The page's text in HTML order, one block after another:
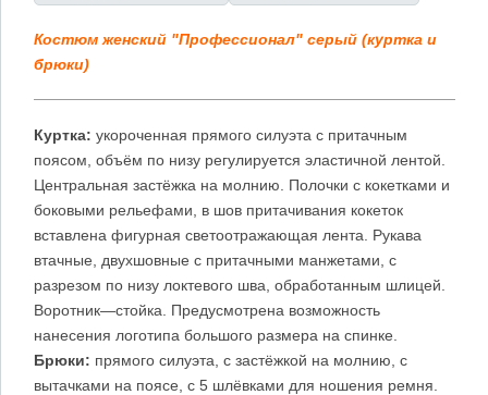
Костюм женский "Профессионал" серый (куртка и
брюки)
Куртка: укороченная прямого силуэта с притачным
поясом, объём по низу регулируется эластичной лентой.
Центральная застёжка на молнию. Полочки с кокетками и
боковыми рельефами, в шов притачивания кокеток
вставлена фигурная светоотражающая лента. Рукава
втачные, двухшовные с притачными манжетами, с
разрезом по низу локтевого шва, обработанным шлицей.
Воротник—стойка. Предусмотрена возможность
нанесения логотипа большого размера на спинке.
Брюки: прямого силуэта, с застёжкой на молнию, с
вытачками на поясе, с 5 шлёвками для ношения ремня.